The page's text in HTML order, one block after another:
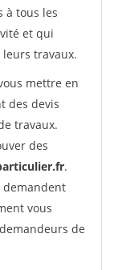
à tous les
et qui
travaux.
mettre en
des devis
travaux.
des
.
demandent
vous
de